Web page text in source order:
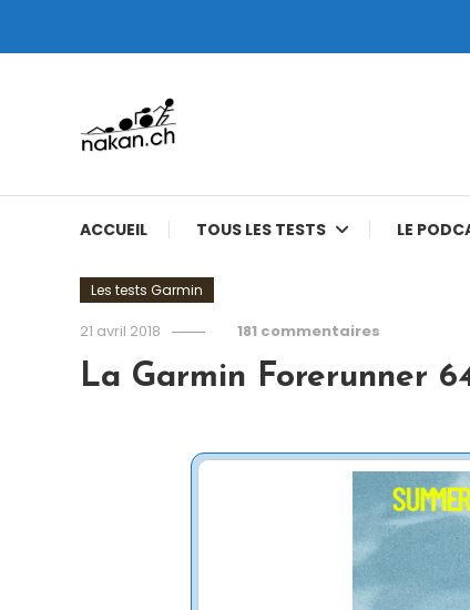
ACCUEIL TOUS LES TESTS LE
Les tests Garmin
21 avril 2018 181 commentaires
La Garmin Forerunner